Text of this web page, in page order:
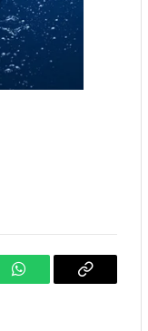
WhatsAppCopiar